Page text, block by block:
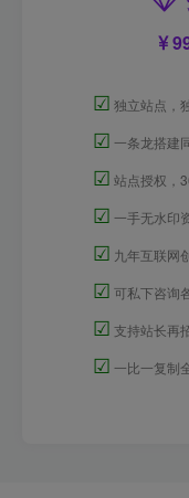
☑ 独立站点，
☑ 一条龙搭建
☑ 站点授权，
☑ 一手无水印
☑ 九年互联网
☑ 可私下咨询
☑ 支持站长再
☑ 一比一复制